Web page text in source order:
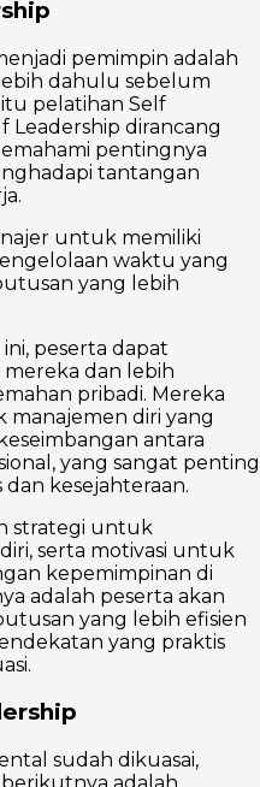
pemimpin adalah
dahulu sebelum
pelatihan Self
Leadership dirancang
pentingnya
tantangan
untuk memiliki
waktu yang
yang lebih
peserta dapat
dan lebih
pribadi. Mereka
manajemen diri yang
antara
yang sangat penting
kesejahteraan.
strategi untuk
serta motivasi untuk
kepemimpinan di
adalah peserta akan
yang lebih efisien
yang praktis
sudah dikuasai,